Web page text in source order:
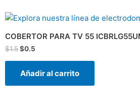
COBERTOR PARA TV 55
$1.5
El
precio
original
era:
$1.5.
$0.5
El
actual
es:
Añadir al carrito